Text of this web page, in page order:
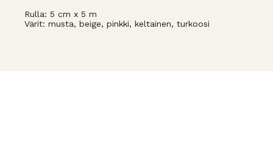
Rulla: 5 cm x 5 m
Värit: musta, beige, pinkki, keltainen, turkoosi